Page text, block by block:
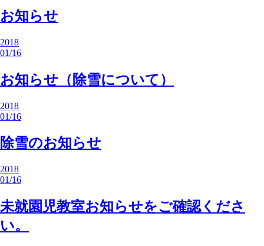
お知らせ
2018
01/16
お知らせ（除雪について）
2018
01/16
除雪のお知らせ
2018
01/16
未就園児教室お知らせをご確認くださ
い。